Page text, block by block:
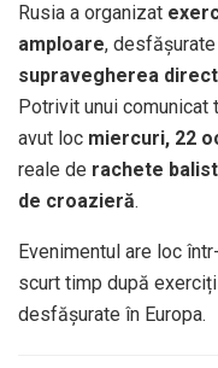
Rusia a organizat
amploare, desfășurate
supravegherea
Potrivit unui comunicat
avut loc miercuri, 22
reale de rachete
de croazieră.
Evenimentul are loc
scurt timp după
desfășurate în Europa.